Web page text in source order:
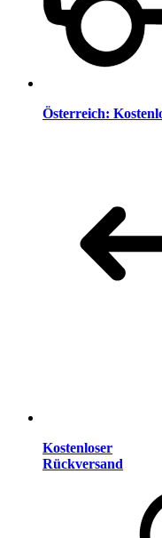
Österreich:
Kostenloser
Rückversand